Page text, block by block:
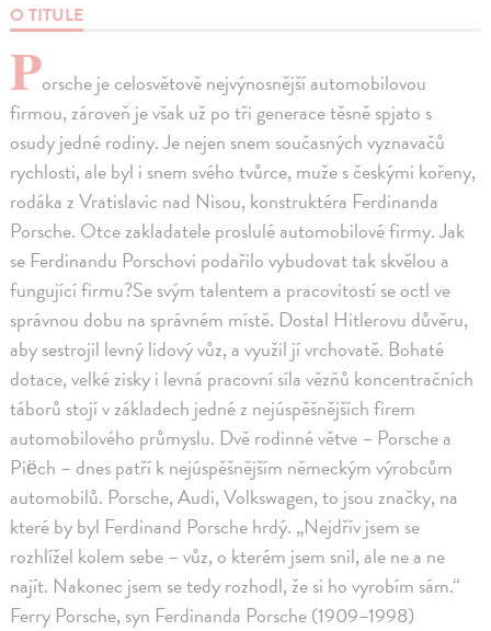
O TITULE
Porsche je celosvětově nejvýnosnější automobilovou
firmou, zároveň je však už po tři generace těsně spjato s
osudy jedné rodiny. Je nejen snem současných vyznavačů
rychlosti, ale byl i snem svého tvůrce, muže s českými kořeny,
rodáka z Vratislavic nad Nisou, konstruktéra Ferdinanda
Porsche. Otce zakladatele proslulé automobilové firmy. Jak
se Ferdinandu Porschovi podařilo vybudovat tak skvělou a
fungující firmu?Se svým talentem a pracovitostí se octl ve
správnou dobu na správném místě. Dostal Hitlerovu důvěru,
aby sestrojil levný lidový vůz, a využil jí vrchovatě. Bohaté
dotace, velké zisky i levná pracovní síla vězňů koncentračních
táborů stojí v základech jedné z nejúspěšnějších firem
automobilového průmyslu. Dvě rodinné větve – Porsche a
Piëch – dnes patří k nejúspěšnějším německým výrobcům
automobilů. Porsche, Audi, Volkswagen, to jsou značky, na
které by byl Ferdinand Porsche hrdý. „Nejdřív jsem se
rozhlížel kolem sebe – vůz, o kterém jsem snil, ale ne a ne
najít. Nakonec jsem se tedy rozhodl, že si ho vyrobím sám.“
Ferry Porsche, syn Ferdinanda Porsche (1909–1998)